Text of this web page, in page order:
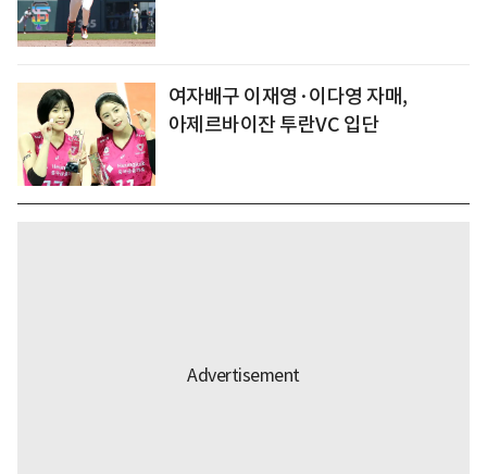
여자배구 이재영·이다영 자매,
아제르바이잔 투란VC 입단